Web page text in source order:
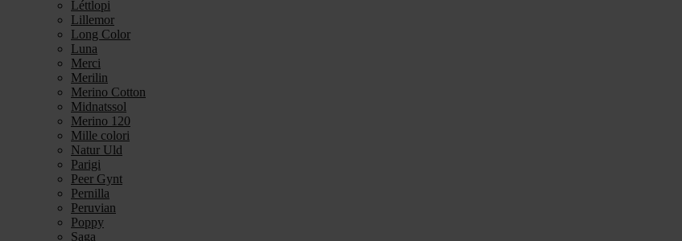
Léttlopi
Lillemor
Long Color
Luna
Merci
Merilin
Merino Cotton
Midnatssol
Merino 120
Mille colori
Natur Uld
Parigi
Peer Gynt
Pernilla
Peruvian
Poppy
Saga